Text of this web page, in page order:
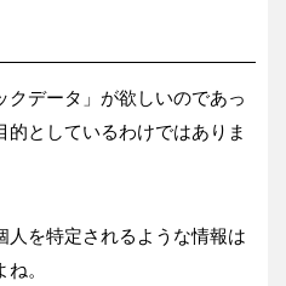
データ」が欲しいのであっ
としているわけではありま
人を特定されるような情報は
。